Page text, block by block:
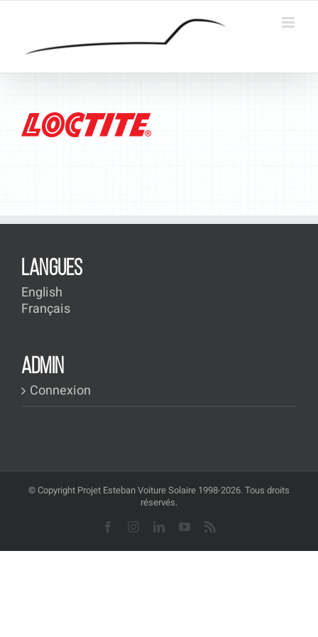
LANGUES
English
Français
ADMIN
Connexion
© Copyright Projet Esteban Voiture Solaire 1998-2026. Tous droits
réservés.
FacebookInstagramLinkedInYouTube